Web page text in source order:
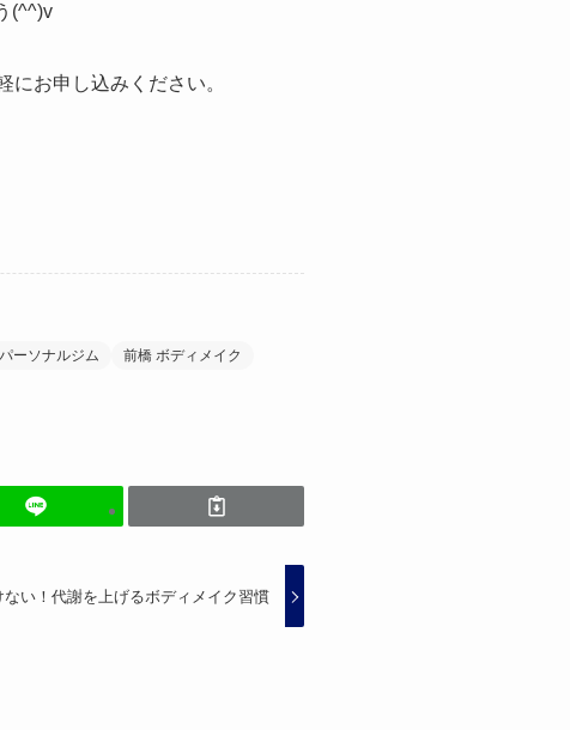
(^^)v
お申し込みください。
ーソナルジム
前橋 ボディメイク
ない！代謝を上げるボディメイク習慣